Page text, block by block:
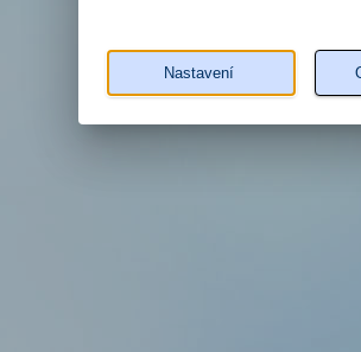
Nastavení